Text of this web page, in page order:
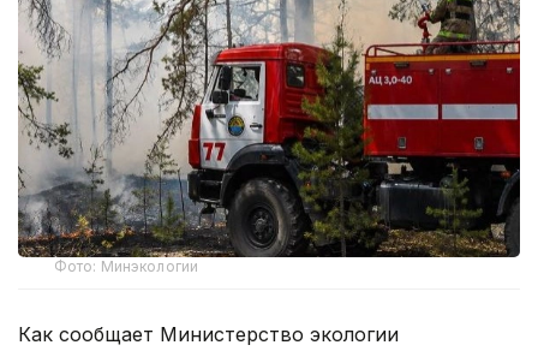
Фото: Минэкологии
Как сообщает Министерство экологии